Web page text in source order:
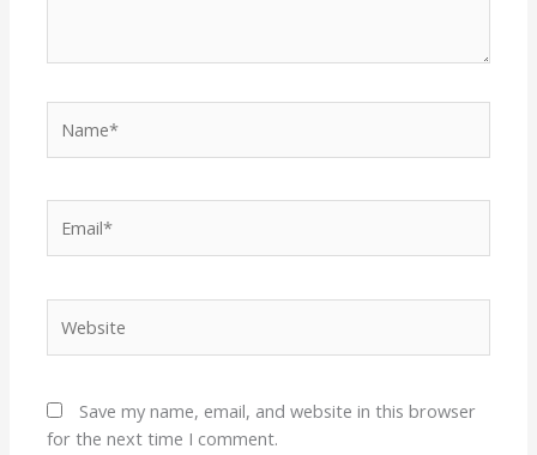
Save my name, email, and website in this browser
for the next time I comment.